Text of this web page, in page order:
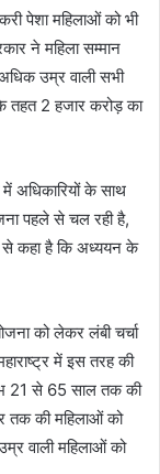
पेशा महिलाओं को भी
ने महिला सम्मान
उम्र वाली सभी
तहत 2 हजार करोड़ का
में अधिकारियों के साथ
पहले से चल रही है,
से कहा है कि अध्ययन के
को लेकर लंबी चर्चा
में इस तरह की
21 से 65 साल तक की
तक की महिलाओं को
वाली महिलाओं को